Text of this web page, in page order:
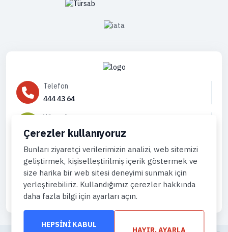
Telefon
444 43 64
WhatsApp
905444996736
Eposta
info@gemiturlari.com
Çerezler kullanıyoruz
Bunları ziyaretçi verilerimizin analizi, web sitemizi
geliştirmek, kişiselleştirilmiş içerik göstermek ve
size harika bir web sitesi deneyimi sunmak için
yerleştirebiliriz. Kullandığımız çerezler hakkında
daha fazla bilgi için ayarları açın.
HEPSINI KABUL
HAYIR, AYARLA